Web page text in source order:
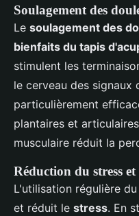
Soulagement des
Le soulagement des
bienfaits du tapis
stimulent les
le cerveau des signaux
particulièrement
plantaires et
musculaire réduit la
Réduction du stress
L'utilisation régulière
et réduit le stress. En